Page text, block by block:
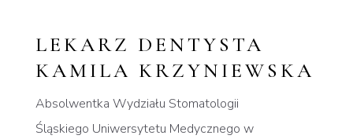
LEKARZ DENTYSTA
KAMILA KRZYNIEWSKA
Absolwentka Wydziału Stomatologii
Śląskiego Uniwersytetu Medycznego w